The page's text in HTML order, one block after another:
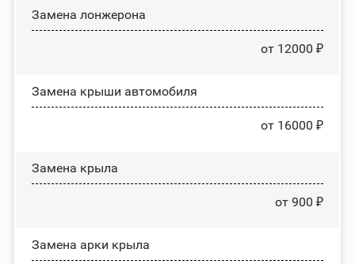
Замена лонжерона
от 12000 ₽
Замена крыши автомобиля
от 16000 ₽
Замена крыла
от 900 ₽
Замена арки крыла